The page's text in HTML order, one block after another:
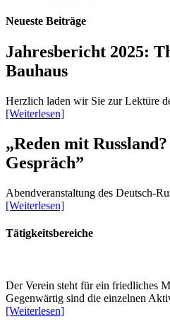
Neueste Beiträge
Jahresbericht 2025:
Bauhaus
Herzlich laden wir Sie zur Lektüre
[Weiterlesen]
„Reden mit
Gespräch”
Abendveranstaltung des Deutsch-
[Weiterlesen]
Tätigkeitsbereiche
Der Verein steht für ein friedliches
Gegenwärtig sind die einzelnen
[Weiterlesen]